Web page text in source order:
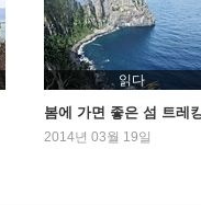
읽다
봄에 가면 좋은 섬 트레
2014년 03월 19일